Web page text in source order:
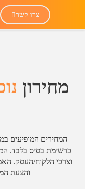
צרו קשר
מחירון
כרשימת בסיס בלבד.
וצרכי הלקוח/העסק.
והצעת